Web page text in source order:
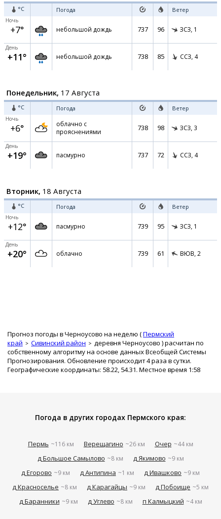
°C Погода Ветер
Ночь
+7° небольшой дождь 737 96 ЗСЗ, 1
День
+11° небольшой дождь 738 85 ССЗ, 4
Понедельник, 17 Августа
°C Погода Ветер
Ночь
+6°
облачно с
прояснениями
738 98 ЗСЗ, 3
День
+19° пасмурно 737 72 ССЗ, 4
Вторник, 18 Августа
°C Погода Ветер
Ночь
+12° пасмурно 739 95 ЗСЗ, 1
День
+20° облачно 739 61 ВЮВ, 2
Прогноз погоды в Черноусово на неделю (Пермский
край
Сивинский район деревня Черноусово ) расчитан по
собственному алгоритму на основе данных Всеобщей Системы
Прогнозирования. Обновление происходит 4 раза в сутки.
Географические координаты: 58.22, 54.31. Местное время 1:58
Погода в других городах Пермского края:
Пермь ~116 км Верещагино ~26 км Очер ~44 км
д Большое Самылово ~8 км д Якимово ~9 км
д Егорово ~9 км д Антипина ~1 км д Ивашково ~9 км
д Красноселье ~8 км д Карагайцы ~9 км д Побоище ~5 км
д Баранники ~9 км д Углево ~8 км п Калмыцкий ~4 км